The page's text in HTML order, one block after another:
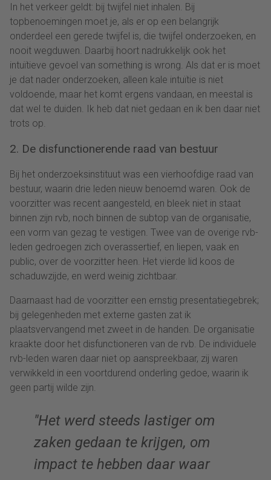
In het verkeer geldt: bij twijfel niet inhalen. Bij
topbenoemingen moet je, als er op een belangrijk
onderdeel een gerede twijfel is, die twijfel onderzoeken, en
nooit wegduwen. Daarbij hoort nadrukkelijk ook het
intuïtieve gevoel van something is wrong. Als dat er is moet
je dat nader onderzoeken, alleen kale intuïtie is niet
voldoende, maar het komt ergens vandaan, en meestal is
dat wel te duiden. Ik heb dat niet gedaan en ik ben daar niet
trots op.
2. De disfunctionerende raad van bestuur
Bij het onderzoeksinstituut was een vierhoofdige raad van
bestuur, waarin drie leden nieuw benoemd waren. Ook de
voorzitter was recent aangesteld, en bleek niet in staat
binnen zijn rvb, noch binnen de subtop van de organisatie,
een vorm van gezag te vestigen. Twee van de overige rvb-
leden gedroegen zich overassertief, en liepen, vaak en
public, over de voorzitter heen. Het vierde lid koos de
schaduwzijde, en werd weinig zichtbaar.
Daarnaast had de voorzitter een ernstig presentatiegebrek;
bij gelegenheden met externe gasten zat ik
plaatsvervangend met zweet in de handen. De organisatie
kraakte door het disfunctioneren van de rvb. De individuele
rvb-leden waren daar niet op aanspreekbaar, zij waren
verwikkeld in een voortdurend onderling gedoe, waarin ik
geen partij wilde zijn.
Het werd steeds lastiger om
zaken gedaan te krijgen, om
impact te hebben daar waar